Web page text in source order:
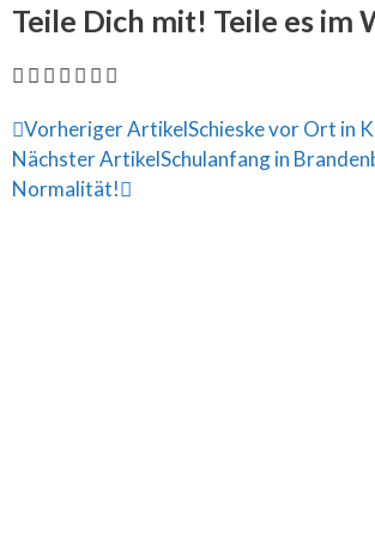
Teile Dich mit! Teile es im
Vorheriger ArtikelSchieske vor Ort in
Nächster ArtikelSchulanfang in
Normalität!